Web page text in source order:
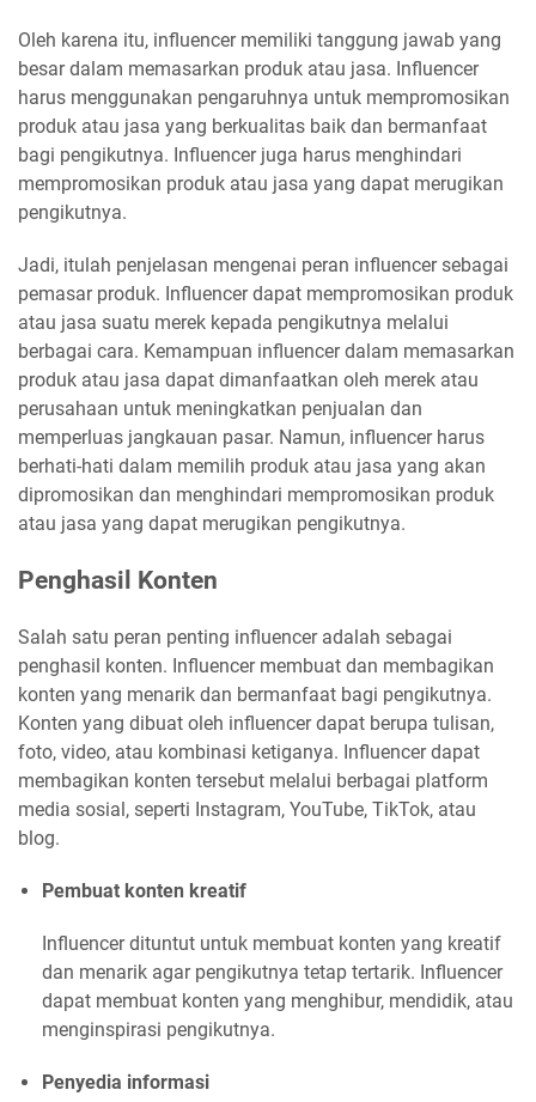
Oleh karena itu, influencer memiliki tanggung jawab yang
besar dalam memasarkan produk atau jasa. Influencer
harus menggunakan pengaruhnya untuk mempromosikan
produk atau jasa yang berkualitas baik dan bermanfaat
bagi pengikutnya. Influencer juga harus menghindari
mempromosikan produk atau jasa yang dapat merugikan
pengikutnya.
Jadi, itulah penjelasan mengenai peran influencer sebagai
pemasar produk. Influencer dapat mempromosikan produk
atau jasa suatu merek kepada pengikutnya melalui
berbagai cara. Kemampuan influencer dalam memasarkan
produk atau jasa dapat dimanfaatkan oleh merek atau
perusahaan untuk meningkatkan penjualan dan
memperluas jangkauan pasar. Namun, influencer harus
berhati-hati dalam memilih produk atau jasa yang akan
dipromosikan dan menghindari mempromosikan produk
atau jasa yang dapat merugikan pengikutnya.
Penghasil Konten
Salah satu peran penting influencer adalah sebagai
penghasil konten. Influencer membuat dan membagikan
konten yang menarik dan bermanfaat bagi pengikutnya.
Konten yang dibuat oleh influencer dapat berupa tulisan,
foto, video, atau kombinasi ketiganya. Influencer dapat
membagikan konten tersebut melalui berbagai platform
media sosial, seperti Instagram, YouTube, TikTok, atau
blog.
Pembuat konten kreatif
Influencer dituntut untuk membuat konten yang kreatif
dan menarik agar pengikutnya tetap tertarik. Influencer
dapat membuat konten yang menghibur, mendidik, atau
menginspirasi pengikutnya.
Penyedia informasi